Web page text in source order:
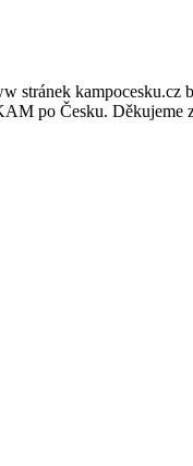
stránek kampocesku.cz
po Česku. Děkujeme